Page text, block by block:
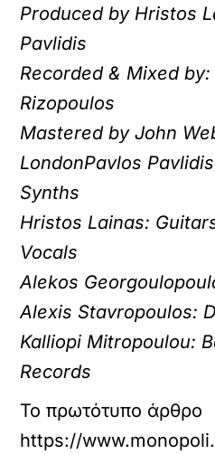
Produced by Hristos
Pavlidis
Recorded & Mixed
Rizopoulos
Mastered by John
LondonPavlos
Synths
Hristos Lainas:
Vocals
Alekos
Alexis Stavropoulos:
Kalliopi Mitropoulou:
Records
Το πρωτότυπο άρθρο
https://